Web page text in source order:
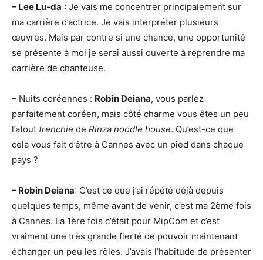
– Lee Lu-da : Je vais me concentrer principalement sur
ma carrière d’actrice. Je vais interpréter plusieurs
œuvres. Mais par contre si une chance, une opportunité
se présente à moi je serai aussi ouverte à reprendre ma
carrière de chanteuse.
– Nuits coréennes : Robin Deiana, vous parlez
parfaitement coréen, mais côté charme vous êtes un peu
l’atout frenchie de Rinza noodle house. Qu’est-ce que
cela vous fait d’être à Cannes avec un pied dans chaque
pays ?
– Robin Deiana: C’est ce que j’ai répété déjà depuis
quelques temps, même avant de venir, c’est ma 2ème fois
à Cannes. La 1ère fois c’était pour MipCom et c’est
vraiment une très grande fierté de pouvoir maintenant
échanger un peu les rôles. J’avais l’habitude de présenter